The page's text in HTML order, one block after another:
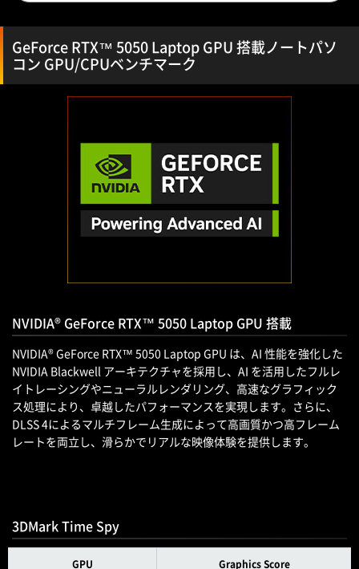
GeForce RTX™ 5050 Laptop GPU 搭載ノートパソ
コン GPU/CPUベンチマーク
NVIDIA® GeForce RTX™ 5050 Laptop GPU 搭載
NVIDIA® GeForce RTX™ 5050 Laptop GPU は、AI 性能を強化した
NVIDIA Blackwell アーキテクチャを採用し、AI を活用したフルレ
イトレーシングやニューラルレンダリング、高速なグラフィック
ス処理により、卓越したパフォーマンスを実現します。さらに、
DLSS 4によるマルチフレーム生成によって高画質かつ高フレーム
レートを両立し、滑らかでリアルな映像体験を提供します。
3DMark Time Spy
GPU Graphics Score